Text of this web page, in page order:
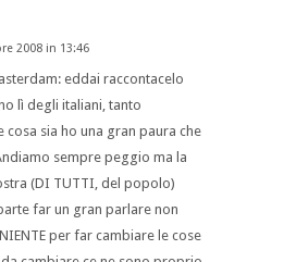
2008 in 13:46
eddai raccontacelo
lì degli italiani, tanto
cosa sia ho una gran paura che
sempre peggio ma la
(DI TUTTI, del popolo)
far un gran parlare non
per far cambiare le cose